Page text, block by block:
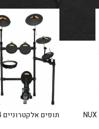
‏מערכת תופים אלקטרוניים NUX
תופים אלקטרוניים NUX DM4